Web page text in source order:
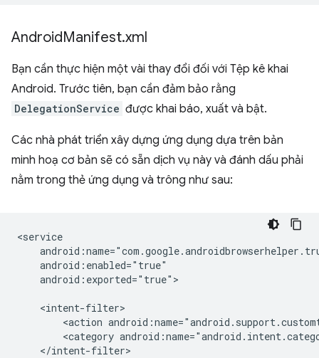
AndroidManifest.xml
Bạn cần thực hiện một vài thay đổi đối với Tệp kê khai
Android. Trước tiên, bạn cần đảm bảo rằng
DelegationService được khai báo, xuất và bật.
Các nhà phát triển xây dựng ứng dụng dựa trên bản
minh hoạ cơ bản sẽ có sẵn dịch vụ này và đánh dấu phải
nằm trong thẻ ứng dụng và trông như sau:
android:exported="true">
<action
<category
</intent-filter>